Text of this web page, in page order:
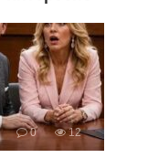
0 12